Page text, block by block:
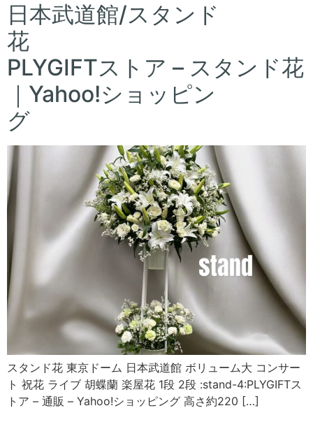
日本武道館/スタンド
花
PLYGIFTストア – スタンド花
｜Yahoo!ショッピン
スタンド花 東京ドーム 日本武道館 ボリューム大 コンサー
ト 祝花 ライブ 胡蝶蘭 楽屋花 1段 2段 :stand-4:PLYGIFTス
トア – 通販 – Yahoo!ショッピング 高さ約220 […]